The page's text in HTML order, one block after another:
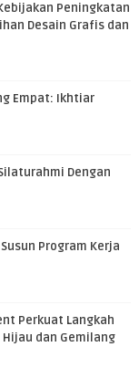
Peningkatan
Desain Grafis dan
Empat: Ikhtiar
Dengan
Program Kerja
Perkuat Langkah
Hijau dan Gemilang